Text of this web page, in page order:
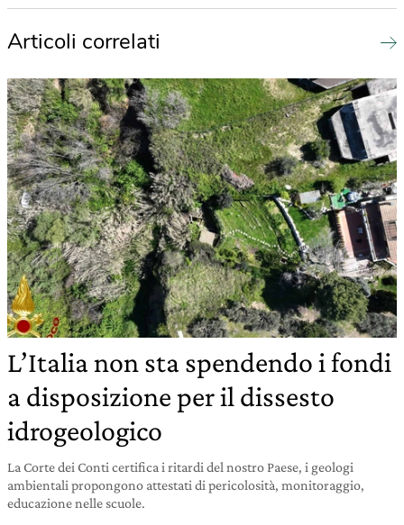
Articoli correlati
L’Italia non sta spendendo i fondi
a disposizione per il dissesto
idrogeologico
La Corte dei Conti certifica i ritardi del nostro Paese, i geologi
ambientali propongono attestati di pericolosità, monitoraggio,
educazione nelle scuole.